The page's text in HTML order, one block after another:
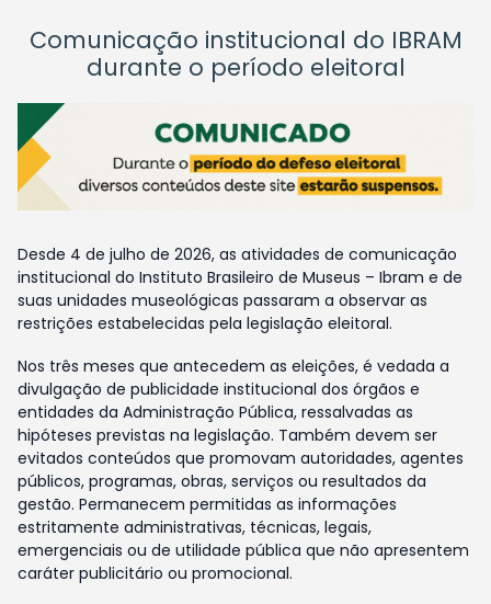
Comunicação institucional do IBRAM
durante o período eleitoral
Desde 4 de julho de 2026, as atividades de comunicação
institucional do Instituto Brasileiro de Museus – Ibram e de
suas unidades museológicas passaram a observar as
restrições estabelecidas pela legislação eleitoral.
Nos três meses que antecedem as eleições, é vedada a
divulgação de publicidade institucional dos órgãos e
entidades da Administração Pública, ressalvadas as
hipóteses previstas na legislação. Também devem ser
evitados conteúdos que promovam autoridades, agentes
públicos, programas, obras, serviços ou resultados da
gestão. Permanecem permitidas as informações
estritamente administrativas, técnicas, legais,
emergenciais ou de utilidade pública que não apresentem
caráter publicitário ou promocional.